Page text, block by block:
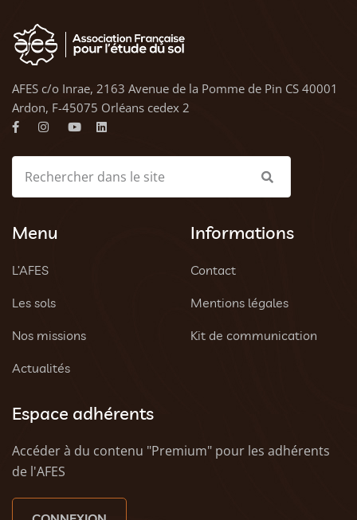
AFES c/o Inrae, 2163 Avenue de la Pomme de Pin CS 40001
Ardon, F-45075 Orléans cedex 2
Menu
L’AFES
Les sols
Nos missions
Actualités
Informations
Contact
Mentions légales
Kit de communication
Espace adhérents
Accéder à du contenu "Premium" pour les adhérents
de l'AFES